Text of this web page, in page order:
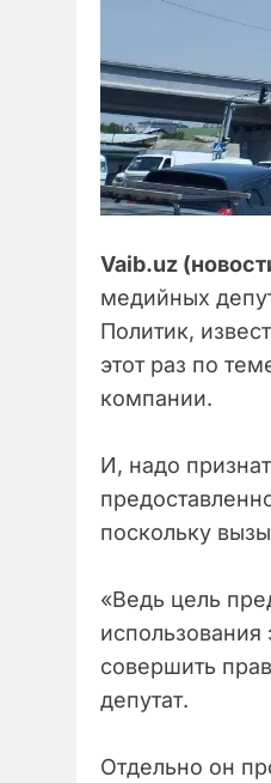
Vaib.uz
медийных
Политик,
этот раз по
компании.
И, надо
поскольку
«Ведь цель
совершить
депутат.
Отдельно он